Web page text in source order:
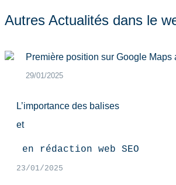
Autres Actualités dans le
Première position sur Google Maps
29/01/2025
L’importance des balises
et
en rédaction web SEO
23/01/2025